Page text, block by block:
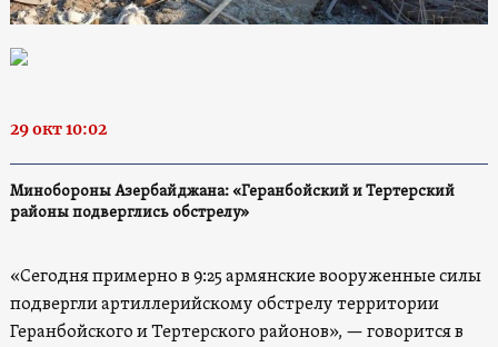
29 окт 10:02
Минобороны Азербайджана: «Геранбойский и Тертерский
районы подверглись обстрелу»
«Сегодня примерно в 9:25 армянские вооруженные силы
подвергли артиллерийскому обстрелу территории
Геранбойского и Тертерского районов», — говорится в